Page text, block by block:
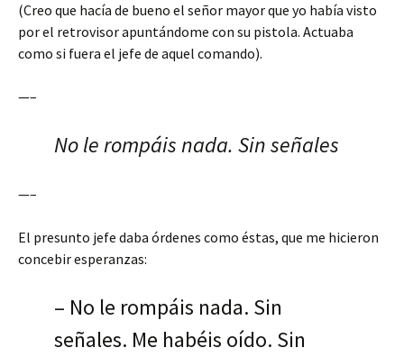
(Creo que hacía de bueno el señor mayor que yo había visto
por el retrovisor apuntándome con su pistola. Actuaba
como si fuera el jefe de aquel comando).
—–
No le rompáis nada. Sin señales
—–
El presunto jefe daba órdenes como éstas, que me hicieron
concebir esperanzas:
– No le rompáis nada. Sin
señales. Me habéis oído. Sin